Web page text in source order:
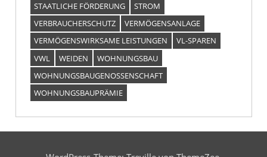
STAATLICHE FÖRDERUNG
STROM
VERBRAUCHERSCHUTZ
VERMÖGENSANLAGE
VERMÖGENSWIRKSAME LEISTUNGEN
VL-SPAREN
VWL
WEIDEN
WOHNUNGSBAU
WOHNUNGSBAUGENOSSENSCHAFT
WOHNUNGSBAUPRÄMIE